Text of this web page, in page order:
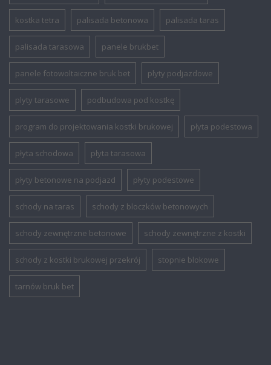
kostka tetra palisada betonowa palisada taras
palisada tarasowa panele brukbet
panele fotowoltaiczne bruk bet plyty podjazdowe
plyty tarasowe podbudowa pod kostkę
program do projektowania kostki brukowej płyta podestowa
płyta schodowa płyta tarasowa
płyty betonowe na podjazd płyty podestowe
schody na taras schody z bloczków betonowych
schody zewnętrzne betonowe schody zewnętrzne z kostki
schody z kostki brukowej przekrój stopnie blokowe
tarnów bruk bet